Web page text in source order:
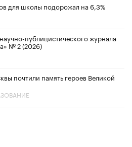
для школы подорожал на 6,3%
публицистического журнала
№ 2 (2026)
почтили память героев Великой